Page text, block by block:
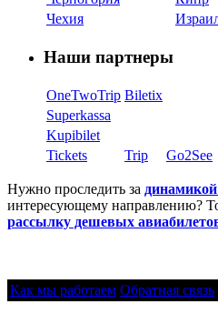
Чехия
Наши партнеры
OneTwoTrip Biletix
Superkassa
Kupibilet
Tickets
Trip Go2See
Нужно проследить за
интересующему направлению?
рассылку дешевых
Как мы работаем Обратная связь